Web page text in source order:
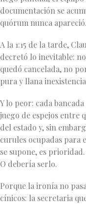
documentación se
quórum nunca apareció.
A la 1:15 de la tarde,
decretó lo inevitable:
quedó cancelada, no
pura y llana
Y lo peor: cada
juego de espejos entre
del estado y, sin
curules ocupadas para
se supone, es prioridad.
O debería serlo.
Porque la ironía no
cínicos: la secretaria